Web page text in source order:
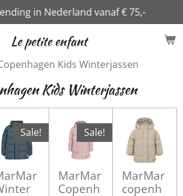
Le petite enfant
in Nederland vanaf € 75,-
Kids Winterjassen
Kids Winterjassen
Sale! Sale!
MarMar
Copenh
MarMar
copenh